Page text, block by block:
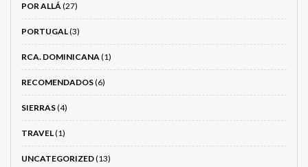
POR ALLÁ(27)
PORTUGAL(3)
RCA. DOMINICANA(1)
RECOMENDADOS(6)
SIERRAS(4)
TRAVEL(1)
UNCATEGORIZED(13)